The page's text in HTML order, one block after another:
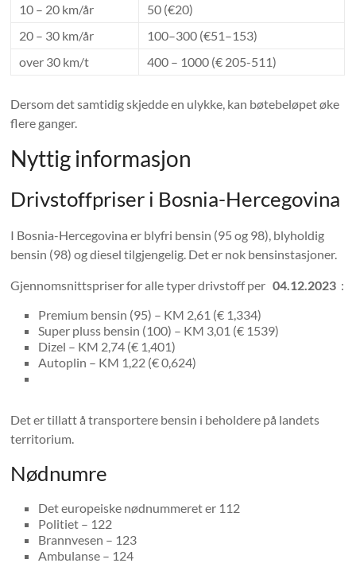
10 – 20 km/år
50 (€20)
20 – 30 km/år
100–300 (€51–153)
over 30 km/t
400 – 1000 (€ 205-511)
Dersom det samtidig skjedde en ulykke, kan bøtebeløpet øke
flere ganger.
Nyttig informasjon
Drivstoffpriser i Bosnia-Hercegovina
I Bosnia-Hercegovina er blyfri bensin (95 og 98), blyholdig
bensin (98) og diesel tilgjengelig. Det er nok bensinstasjoner.
Gjennomsnittspriser for alle typer drivstoff per04.12.2023 :
Premium bensin (95) – KM 2,61 (€ 1,334)
Super pluss bensin (100) – KM 3,01 (€ 1539)
Dizel – KM 2,74 (€ 1,401)
Autoplin – KM 1,22 (€ 0,624)
Det er tillatt å transportere bensin i beholdere på landets
territorium.
Nødnumre
Det europeiske nødnummeret er 112
Politiet – 122
Brannvesen – 123
Ambulanse – 124